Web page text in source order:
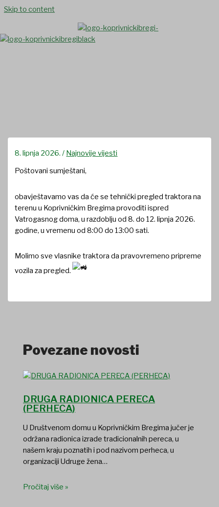
Skip to content
8. lipnja 2026./ Najnovije vijesti
Poštovani sumještani,
obavještavamo vas da će se tehnički pregled traktora na
terenu u Koprivničkim Bregima provoditi ispred
Vatrogasnog doma, u razdoblju od 8. do 12. lipnja 2026.
godine, u vremenu od 8:00 do 13:00 sati.
Molimo sve vlasnike traktora da pravovremeno pripreme
vozila za pregled.
Povezane novosti
DRUGA RADIONICA PERECA
(PERHECA)
U Društvenom domu u Koprivničkim Bregima jučer je
održana radionica izrade tradicionalnih pereca, u
našem kraju poznatih i pod nazivom perheca, u
organizaciji Udruge žena…
Pročitaj više »